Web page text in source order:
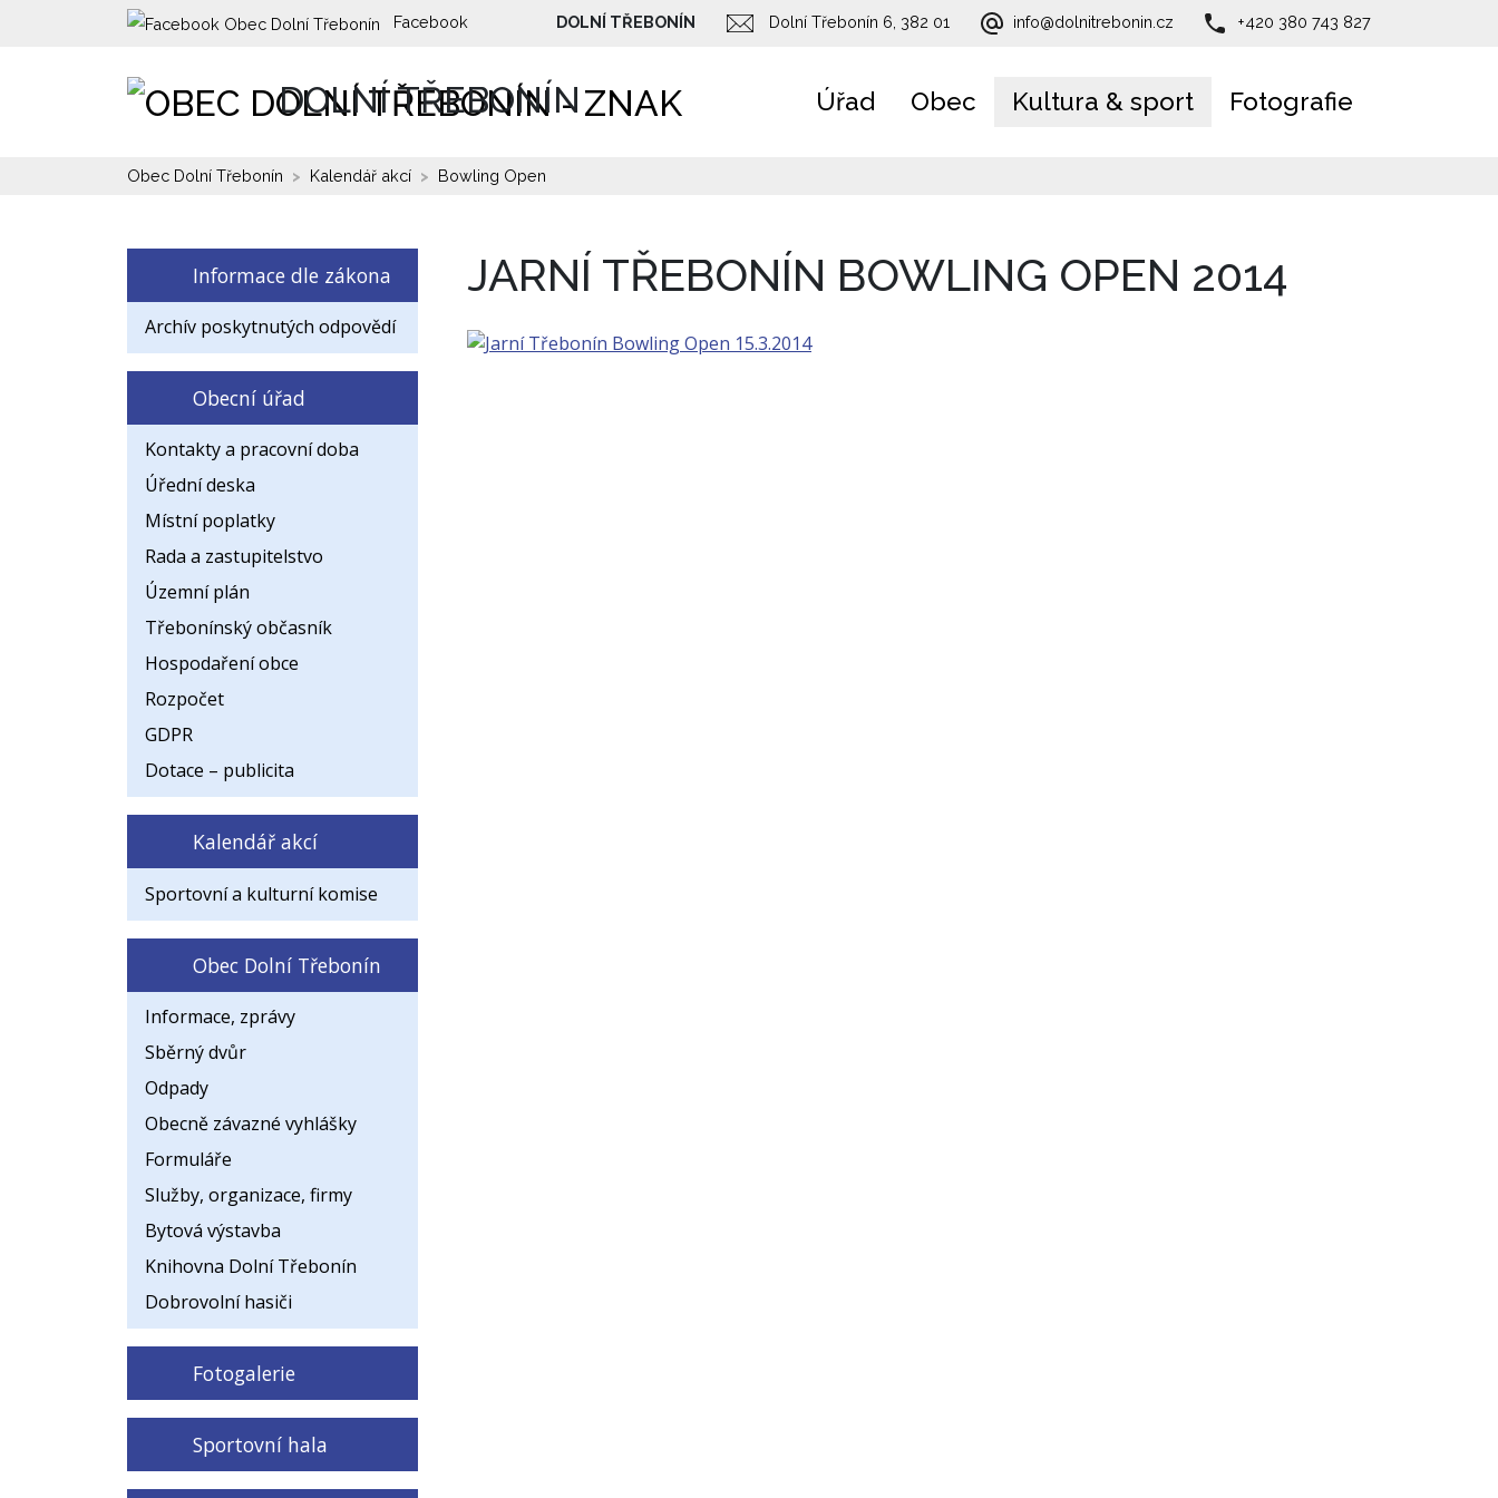
Facebook DOLNÍ TŘEBONÍN Dolní Třebonín 6, 382 01 info@dolnitrebonin.cz +420 380 743 827
DOLNÍ TŘEBONÍN Úřad Obec Kultura & sport Fotografie
Obec Dolní Třebonín Kalendář akcí Bowling Open
Informace dle zákona
Archív poskytnutých odpovědí
Obecní úřad
Kontakty a pracovní doba
Úřední deska
Místní poplatky
Rada a zastupitelstvo
Územní plán
Třebonínský občasník
Hospodaření obce
Rozpočet
GDPR
Dotace – publicita
Kalendář akcí
Sportovní a kulturní komise
Obec Dolní Třebonín
Informace, zprávy
Sběrný dvůr
Odpady
Obecně závazné vyhlášky
Formuláře
Služby, organizace, firmy
Bytová výstavba
Knihovna Dolní Třebonín
Dobrovolní hasiči
Fotogalerie
Sportovní hala
JARNÍ TŘEBONÍN BOWLING OPEN 2014